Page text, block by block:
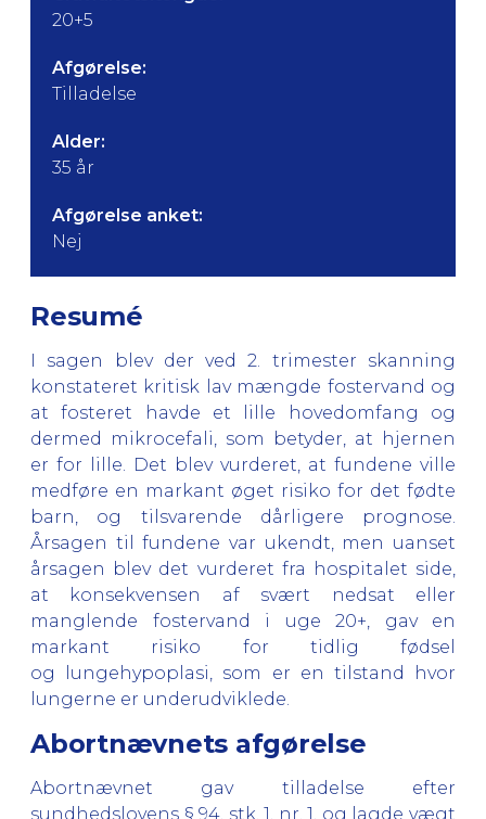
20+5
Afgørelse:
Tilladelse
Alder:
35 år
Afgørelse anket:
Nej
Resumé
I sagen blev der ved 2. trimester skanning
konstateret kritisk lav mængde fostervand og
at fosteret havde et lille hovedomfang og
dermed mikrocefali, som betyder, at hjernen
er for lille. Det blev vurderet, at fundene ville
medføre en markant øget risiko for det fødte
barn, og tilsvarende dårligere prognose.
Årsagen til fundene var ukendt, men uanset
årsagen blev det vurderet fra hospitalet side,
at konsekvensen af svært nedsat eller
manglende fostervand i uge 20+, gav en
markant risiko for tidlig fødsel
og lungehypoplasi, som er en tilstand hvor
lungerne er underudviklede.
Abortnævnets afgørelse
Abortnævnet gav tilladelse efter
sundhedslovens § 94, stk. 1, nr. 1, og lagde vægt